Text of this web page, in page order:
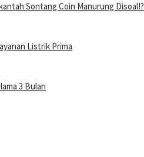
Sontang Coin Manurung Disoal!?
Listrik Prima
3 Bulan